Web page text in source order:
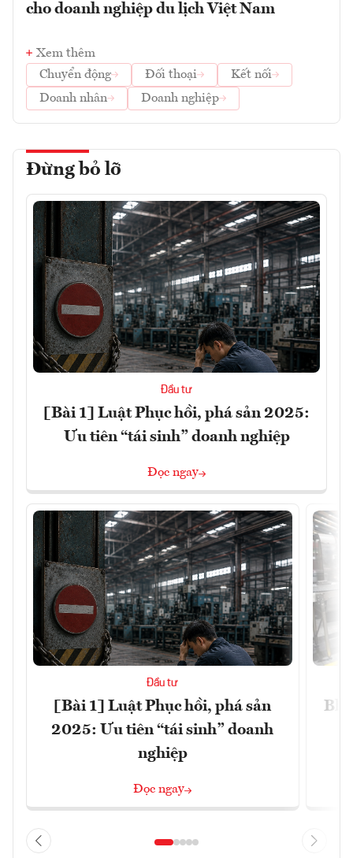
cho doanh nghiệp du lịch Việt Nam
Xem thêm
Chuyển động
Đối thoại
Kết nối
Doanh nhân
Doanh nghiệp
Đừng bỏ lỡ
Đầu tư
[Bài 1] Luật Phục hồi, phá sản 2025:
Ưu tiên “tái sinh” doanh nghiệp
Đọc ngay
Đầu tư
[Bài 1] Luật Phục hồi, phá sản
2025: Ưu tiên “tái sinh” doanh
nghiệp
Đọc ngay